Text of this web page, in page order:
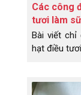
Các công
tươi làm
Bài viết chỉ
hạt điều
trắng khá